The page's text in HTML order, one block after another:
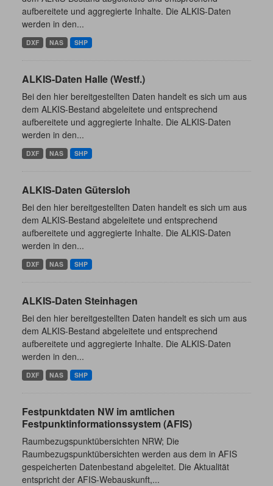
aufbereitete und aggregierte Inhalte. Die ALKIS-Daten
werden in den...
DXF NAS SHP
ALKIS-Daten Halle (Westf.)
Bei den hier bereitgestellten Daten handelt es sich um aus
dem ALKIS-Bestand abgeleitete und entsprechend
aufbereitete und aggregierte Inhalte. Die ALKIS-Daten
werden in den...
DXF NAS SHP
ALKIS-Daten Gütersloh
Bei den hier bereitgestellten Daten handelt es sich um aus
dem ALKIS-Bestand abgeleitete und entsprechend
aufbereitete und aggregierte Inhalte. Die ALKIS-Daten
werden in den...
DXF NAS SHP
ALKIS-Daten Steinhagen
Bei den hier bereitgestellten Daten handelt es sich um aus
dem ALKIS-Bestand abgeleitete und entsprechend
aufbereitete und aggregierte Inhalte. Die ALKIS-Daten
werden in den...
DXF NAS SHP
Festpunktdaten NW im amtlichen
Festpunktinformationssystem (AFIS)
Raumbezugspunktübersichten NRW; Die
Raumbezugspunktübersichten werden aus dem in AFIS
gespeicherten Datenbestand abgeleitet. Die Aktualität
entspricht der AFIS-Webauskunft,...